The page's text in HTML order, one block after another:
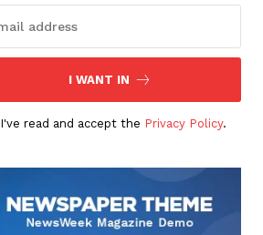
I WANT IN
I've read and accept the Privacy Policy.